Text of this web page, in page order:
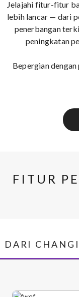
Jelajahi fitur-fitur
lebih lancar — dari
penerbangan
peningkatan
Bepergian
FITUR
DARI